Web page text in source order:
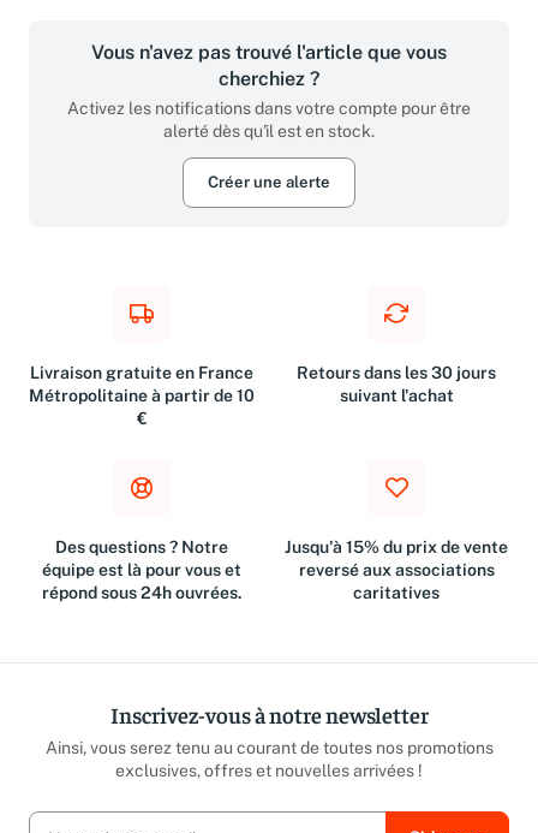
Vous n'avez pas trouvé l'article que vous
cherchiez ?
Activez les notifications dans votre compte pour être
alerté dès qu'il est en stock.
Créer une alerte
Livraison gratuite en France
Métropolitaine à partir de 10
€
Retours dans les 30 jours
suivant l'achat
Des questions ? Notre
équipe est là pour vous et
répond sous 24h ouvrées.
Jusqu'à 15% du prix de vente
reversé aux associations
caritatives
Inscrivez-vous à notre newsletter
Ainsi, vous serez tenu au courant de toutes nos promotions
exclusives, offres et nouvelles arrivées !